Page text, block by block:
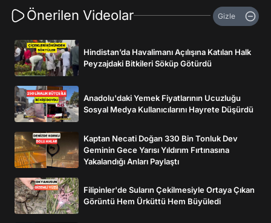
Önerilen Videolar Gizle
Hindistan’da Havalimanı Açılışına Katılan Halk
Peyzajdaki Bitkileri Söküp Götürdü
Anadolu'daki Yemek Fiyatlarının Ucuzluğu
Sosyal Medya Kullanıcılarını Hayrete Düşürdü
Kaptan Necati Doğan 330 Bin Tonluk Dev
Geminin Gece Yarısı Yıldırım Fırtınasına
Yakalandığı Anları Paylaştı
Filipinler'de Suların Çekilmesiyle Ortaya Çıkan
Görüntü Hem Ürküttü Hem Büyüledi